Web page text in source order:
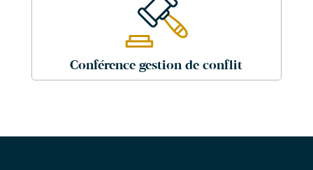
Conférence gestion de conflit